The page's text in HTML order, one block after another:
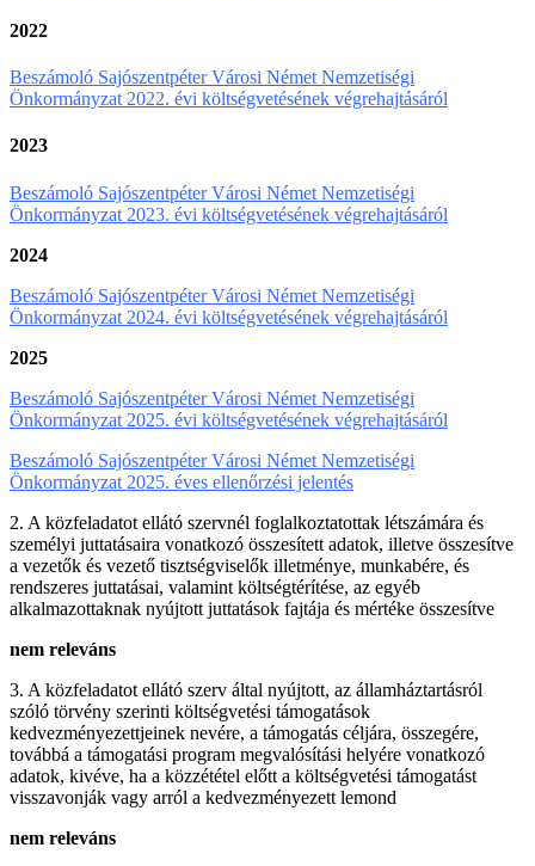
2022
Beszámoló Sajószentpéter Városi Német Nemzetiségi
Önkormányzat 2022. évi költségvetésének végrehajtásáról
2023
Beszámoló Sajószentpéter Városi Német Nemzetiségi
Önkormányzat 2023. évi költségvetésének végrehajtásáról
2024
Beszámoló Sajószentpéter Városi Német Nemzetiségi
Önkormányzat 2024. évi költségvetésének végrehajtásáról
2025
Beszámoló Sajószentpéter Városi Német Nemzetiségi
Önkormányzat 2025. évi költségvetésének végrehajtásáról
Beszámoló Sajószentpéter Városi Német Nemzetiségi
Önkormányzat 2025. éves ellenőrzési jelentés
2. A közfeladatot ellátó szervnél foglalkoztatottak létszámára és
személyi juttatásaira vonatkozó összesített adatok, illetve összesítve
a vezetők és vezető tisztségviselők illetménye, munkabére, és
rendszeres juttatásai, valamint költségtérítése, az egyéb
alkalmazottaknak nyújtott juttatások fajtája és mértéke összesítve
nem releváns
3. A közfeladatot ellátó szerv által nyújtott, az államháztartásról
szóló törvény szerinti költségvetési támogatások
kedvezményezettjeinek nevére, a támogatás céljára, összegére,
továbbá a támogatási program megvalósítási helyére vonatkozó
adatok, kivéve, ha a közzététel előtt a költségvetési támogatást
visszavonják vagy arról a kedvezményezett lemond
nem releváns